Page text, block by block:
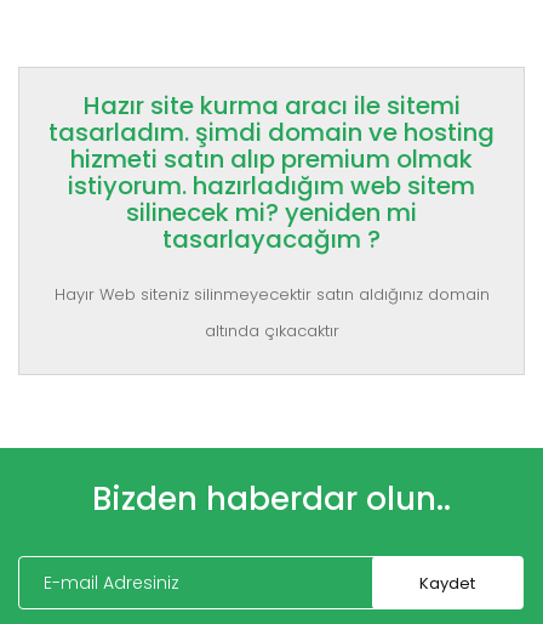
Hazır site kurma aracı ile sitemi
tasarladım. şimdi domain ve hosting
hizmeti satın alıp premium olmak
istiyorum. hazırladığım web sitem
silinecek mi? yeniden mi
tasarlayacağım ?
Hayır Web siteniz silinmeyecektir satın aldığınız domain
altında çıkacaktır
Bizden haberdar olun..